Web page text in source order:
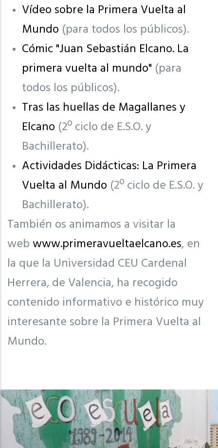
Vídeo sobre la Primera Vuelta al
Mundo (para todos los públicos).
Cómic "Juan Sebastián Elcano. La
primera vuelta al mundo" (para
todos los públicos).
Tras las huellas de Magallanes y
Elcano (2º ciclo de E.S.O. y
Bachillerato).
Actividades Didácticas: La Primera
Vuelta al Mundo (2º ciclo de E.S.O. y
Bachillerato).
También os animamos a visitar la
webwww.primeravueltaelcano.es, en
la que la Universidad CEU Cardenal
Herrera, de Valencia, ha recogido
contenido informativo e histórico muy
interesante sobre la Primera Vuelta al
Mundo.